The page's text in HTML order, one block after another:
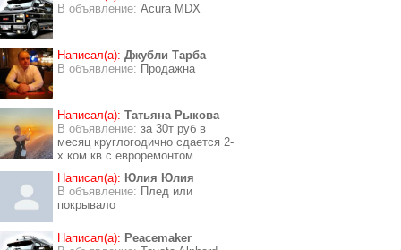
В объявление: Acura MDX
Написал(а): Джубли Тарба
В объявление: Продажна
Написал(а): Татьяна Рыкова
В объявление: за 30т руб в
месяц круглогодично сдается 2-
х ком кв с евроремонтом
Написал(а): Юлия Юлия
В объявление: Плед или
покрывало
Написал(а): Peacemaker